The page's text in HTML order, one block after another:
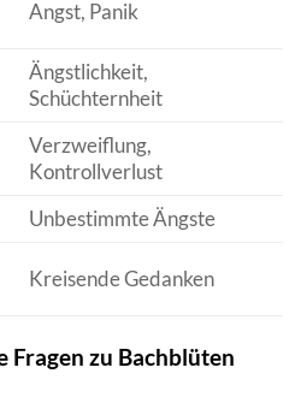
Angst, Panik
Ängstlichkeit,
Schüchternheit
Verzweiflung,
Kontrollverlust
Unbestimmte Ängste
Kreisende Gedanken
Fragen zu Bachblüten